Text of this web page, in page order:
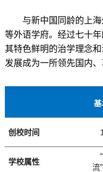
与新中国同龄的上
等外语学府。经过七十
其特色鲜明的治学理念
发展成为一所领先国内、
基
创校时间
学校属性
流